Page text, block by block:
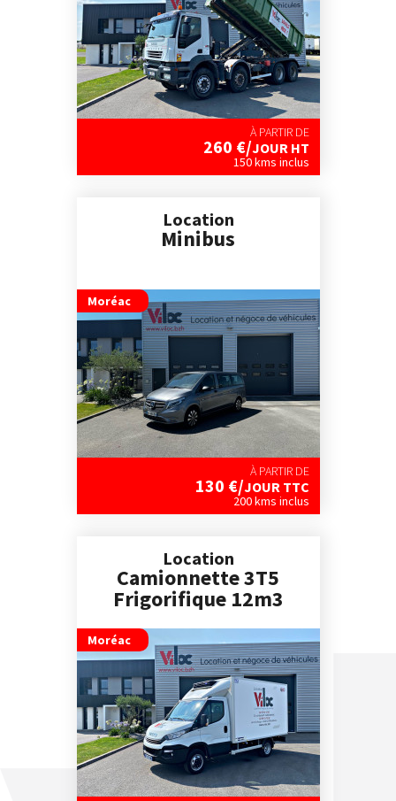
À PARTIR DE
260 €/JOUR HT
150 kms inclus
Location
Minibus
Moréac
À PARTIR DE
130 €/JOUR TTC
200 kms inclus
Location
Camionnette 3T5
Frigorifique 12m3
Moréac